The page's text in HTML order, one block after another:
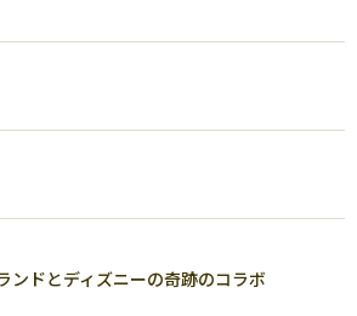
ンドとディズニーの奇跡のコラボ